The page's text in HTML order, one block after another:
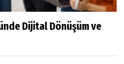
Dijital Dönüşüm ve